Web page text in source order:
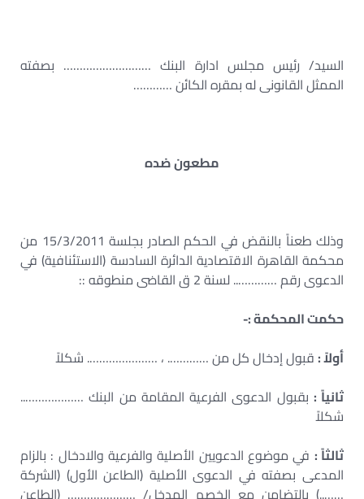
السيد/ رئيس مجلس ادارة البنك ……………………… بصفته
الممثل القانونى له بمقره الكائن …………
مطعون ضده
وذلك طعناً بالنقض في الحكم الصادر بجلسة 15/3/2011 من
محكمة القاهرة الاقتصادية الدائرة السادسة (الاستئنافية) في
الدعوى رقم ………….. لسنة 2 ق القاضى منطوقه ::
حكمت المحكمة :-
أولاً :قبول إدخال كل من …………. ، …………………. شكلاً
ثانياً : بقبول الدعوى الفرعية المقامة من البنك ………………..
شكلاً
ثالثاً : في موضوع الدعويين الأصلية والفرعية والادخال : بالزام
المدعى بصفته في الدعوى الأصلية (الطاعن الأول) (الشركة
……..) بالتضامن مع الخصم المدخل/ ………………… (الطاعن